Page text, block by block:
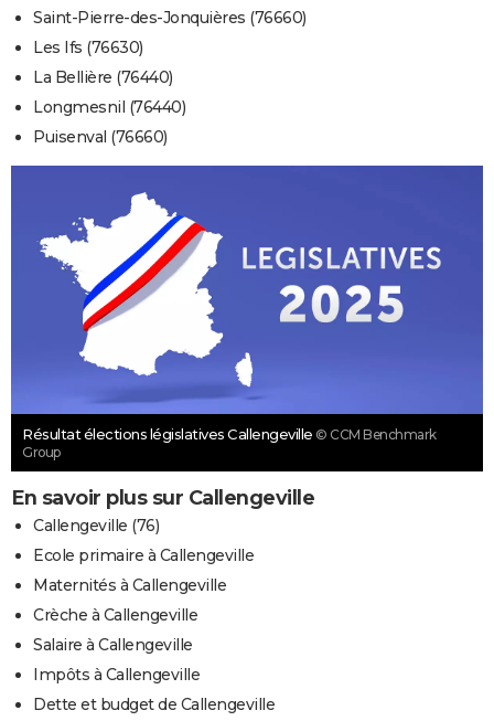
Saint-Pierre-des-Jonquières (76660)
Les Ifs (76630)
La Bellière (76440)
Longmesnil (76440)
Puisenval (76660)
Résultat élections législatives Callengeville © CCM Benchmark
Group
En savoir plus sur Callengeville
Callengeville (76)
Ecole primaire à Callengeville
Maternités à Callengeville
Crèche à Callengeville
Salaire à Callengeville
Impôts à Callengeville
Dette et budget de Callengeville